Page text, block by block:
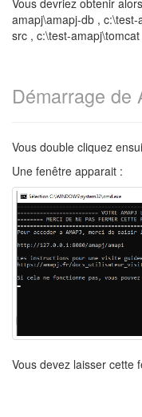
Vous devriez obtenir
amapj\amapj-db ,
src , c:\test-amapj\tomcat
Démarrage de
Vous double cliquez
Une fenêtre apparait :
Vous devez laisser cette